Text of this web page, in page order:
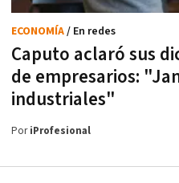
Caputo aclaró sus
de empresarios:
industriales"
ECONOMÍA/ En redes
PoriProfesional